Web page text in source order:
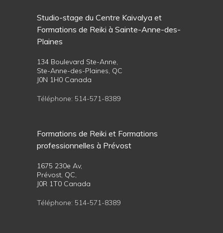
Studio-stage du Centre Kaivalya et
Formations de Reiki à Sainte-Anne-des-
Plaines
134 Boulevard Ste-Anne,
Ste-Anne-des-Plaines, QC
J0N 1H0 Canada
Téléphone: 514-571-8389
Formations de Reiki et Formations
professionnelles à Prévost
1675 230e Av,
Prévost, QC,
J0R 1T0 Canada
Téléphone: 514-571-8389